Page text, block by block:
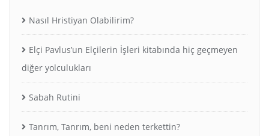
Nasıl Hristiyan Olabilirim?
Elçi Pavlus’un Elçilerin İşleri kitabında hiç geçmeyen
diğer yolculukları
Sabah Rutini
Tanrım, Tanrım, beni neden terkettin?